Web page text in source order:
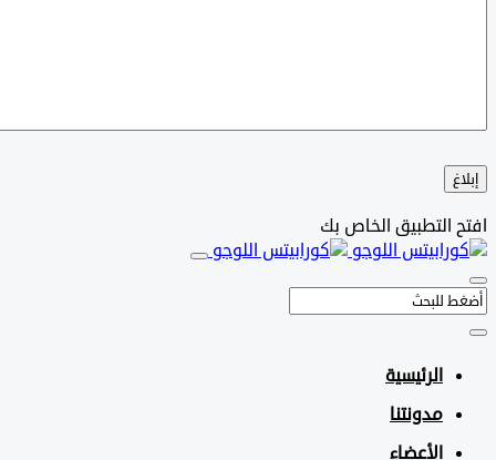
التطبيق الخاص بك
الرئيسية
مدونتنا
الأعضاء